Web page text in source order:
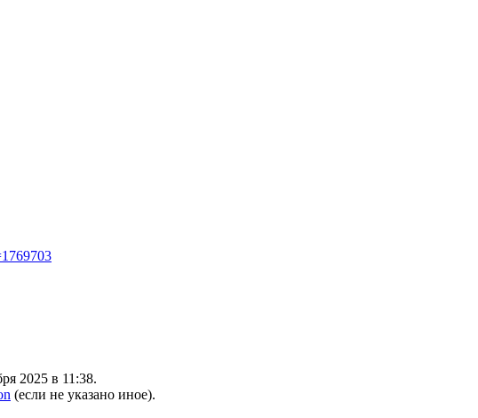
2025 в 11:38.
(если не указано иное).